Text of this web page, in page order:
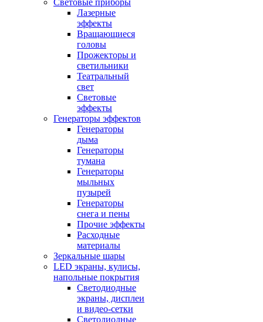
Световые приборы
Лазерные
эффекты
Вращающиеся
головы
Прожекторы и
светильники
Театральный
свет
Световые
эффекты
Генераторы эффектов
Генераторы
дыма
Генераторы
тумана
Генераторы
мыльных
пузырей
Генераторы
снега и пены
Прочие эффекты
Расходные
материалы
Зеркальные шары
LED экраны, кулисы,
напольные покрытия
Светодиодные
экраны, дисплеи
и видео-сетки
Светодиодные